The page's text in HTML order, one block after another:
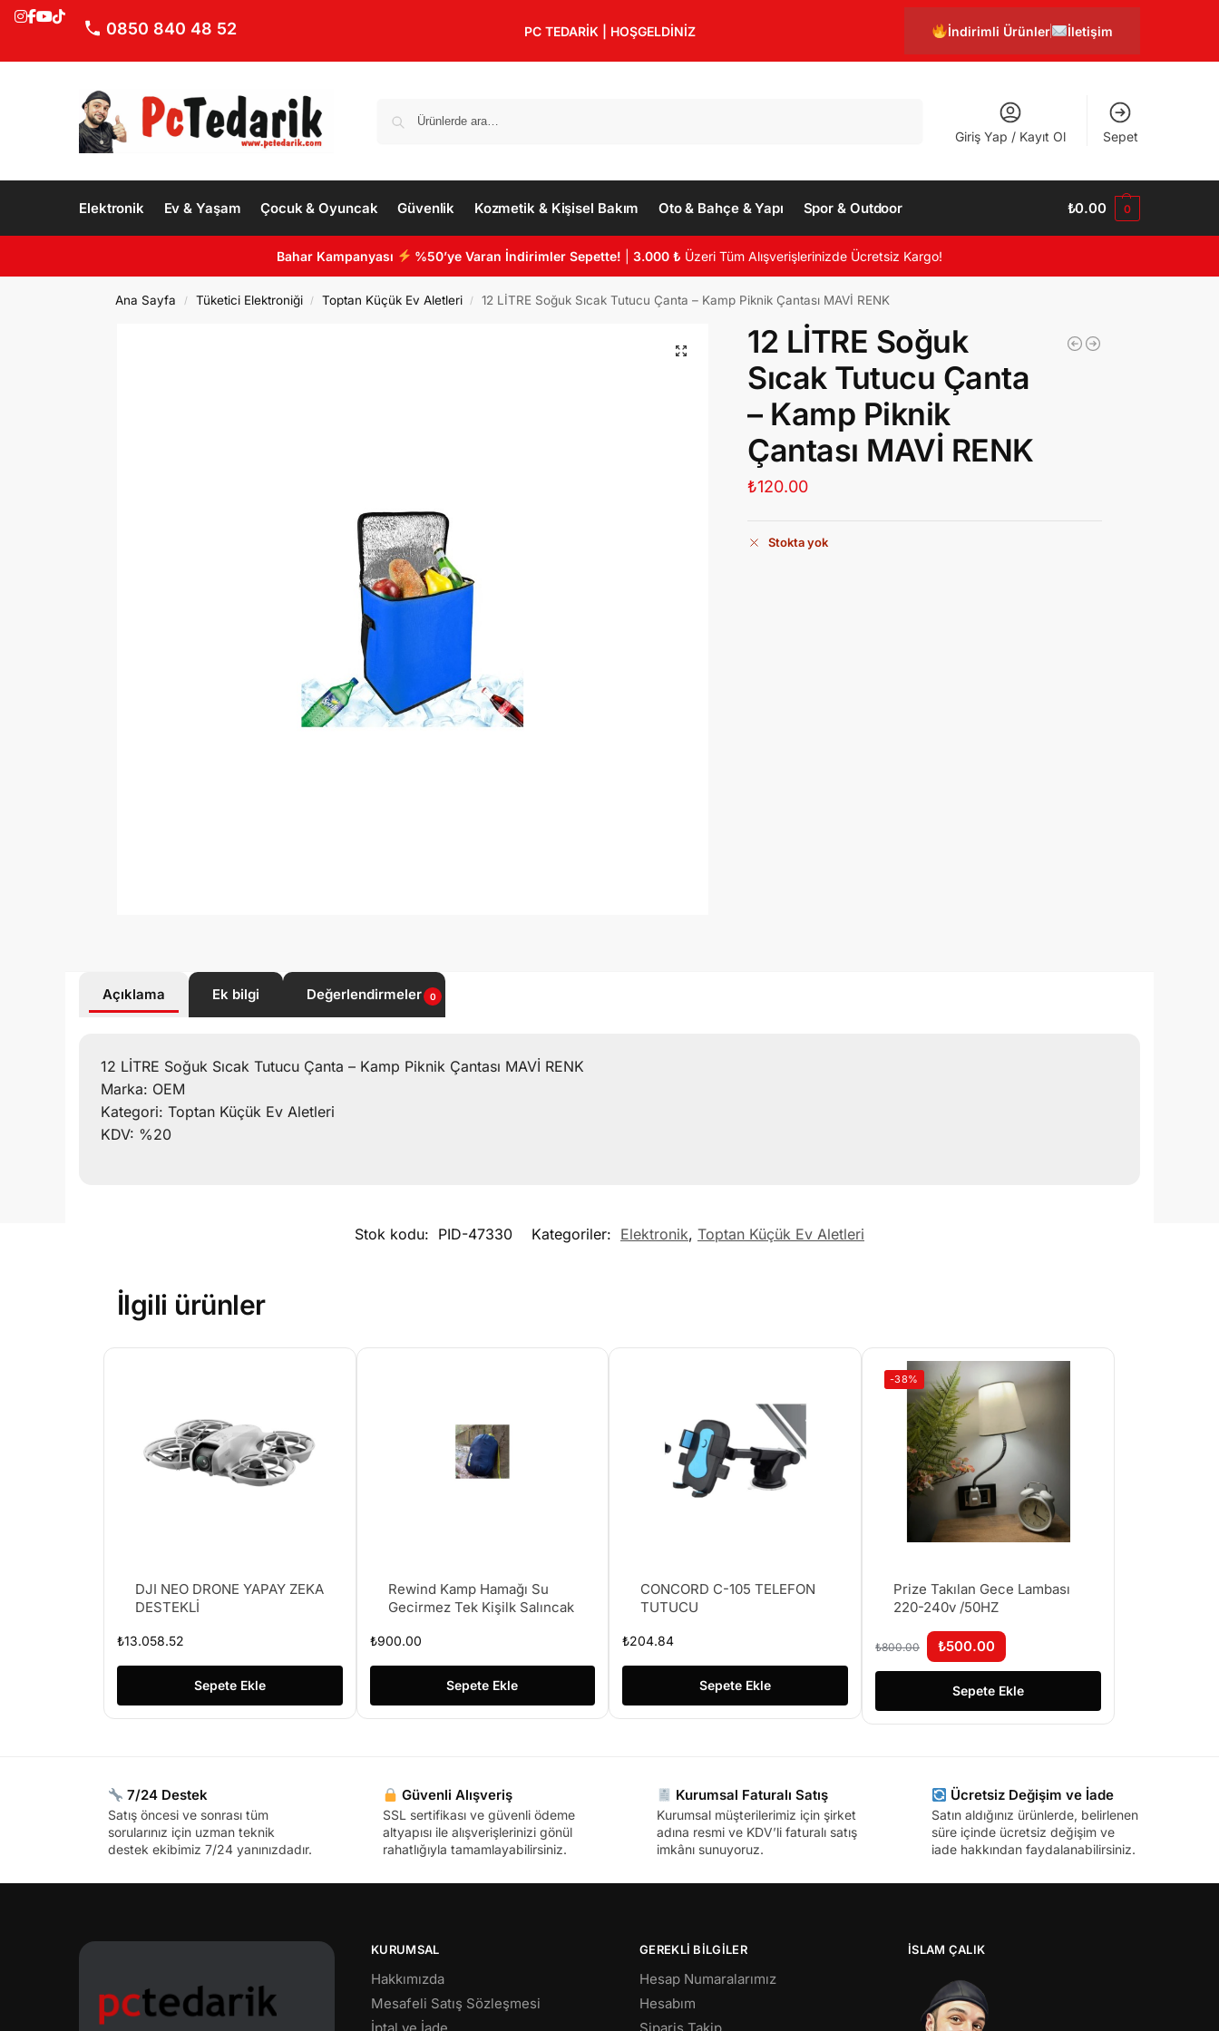
0850 840 48 52 PC TEDARİK | HOŞGELDİNİZ İndirimli Ürünler İletişim
Giriş Yap / Kayıt Ol Sepet
Elektronik Ev & Yaşam Çocuk & Oyuncak Güvenlik Kozmetik & Kişisel Bakım Oto & Bahçe & Yapı Spor & Outdoor ₺0.00 0
Bahar Kampanyası %50’ye Varan İndirimler Sepette! |3.000 ₺ Üzeri Tüm Alışverişlerinizde Ücretsiz Kargo!
Ana Sayfa / Tüketici Elektroniği / Toptan Küçük Ev Aletleri / 12 LİTRE Soğuk Sıcak Tutucu Çanta – Kamp Piknik Çantası MAVİ RENK
12 LİTRE Soğuk
Sıcak Tutucu Çanta
– Kamp Piknik
Çantası MAVİ RENK
₺120.00
Stokta yok
Açıklama Ek bilgi Değerlendirmeler 0
12 LİTRE Soğuk Sıcak Tutucu Çanta – Kamp Piknik Çantası MAVİ RENK
Marka: OEM
Kategori: Toptan Küçük Ev Aletleri
KDV: %20
Stok kodu: PID-47330 Kategoriler: Elektronik, Toptan Küçük Ev Aletleri
İlgili ürünler
DJI NEO DRONE YAPAY ZEKA
DESTEKLİ
₺13.058.52
Sepete Ekle
Rewind Kamp Hamağı Su
Gecirmez Tek Kişilk Salıncak
₺900.00
Sepete Ekle
CONCORD C-105 TELEFON
TUTUCU
₺204.84
Sepete Ekle
-38%
Prize Takılan Gece Lambası
220-240v /50HZ
₺800.00 ₺500.00
Sepete Ekle
7/24 Destek
Satış öncesi ve sonrası tüm
sorularınız için uzman teknik
destek ekibimiz 7/24 yanınızdadır.
Güvenli Alışveriş
SSL sertifikası ve güvenli ödeme
altyapısı ile alışverişlerinizi gönül
rahatlığıyla tamamlayabilirsiniz.
Kurumsal Faturalı Satış
Kurumsal müşterilerimiz için şirket
adına resmi ve KDV’li faturalı satış
imkânı sunuyoruz.
Ücretsiz Değişim ve İade
Satın aldığınız ürünlerde, belirlenen
süre içinde ücretsiz değişim ve
iade hakkından faydalanabilirsiniz.
KURUMSAL
Hakkımızda
Mesafeli Satış Sözleşmesi
GEREKLİ BİLGİLER
Hesap Numaralarımız
Hesabım
İSLAM ÇALIK